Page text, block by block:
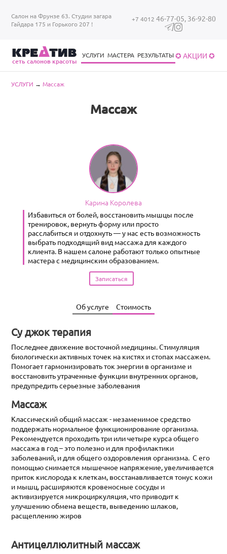
Салон на Фрунзе 63. Студии загара
Гайдара 175 и Горького 207 !
+7 4012 46-77-05, 36-92-80
cеть салонов красоты
УСЛУГИ МАСТЕРА РЕЗУЛЬТАТЫ✪ АКЦИИ ✪
Вы здесь
УСЛУГИ → Массаж
Массаж
Карина Королева
Избавиться от болей, восстановить мышцы после
тренировок, вернуть форму или просто
расслабиться и отдохнуть — у нас есть возможность
выбрать подходящий вид массажа для каждого
клиента. В нашем салоне работают только опытные
мастера с медицинским образованием.
Записаться
Об услуге Стоимость
Су джок терапия
Последнее движение восточной медицины. Стимуляция
биологически активных точек на кистях и стопах массажем.
Помогает гармонизировать ток энергии в организме и
восстановить утраченные функции внутренних органов,
предупредить серьезные заболевания
Массаж
Классический общий массаж - незаменимое средство
поддержать нормальное функционирование организма.
Рекомендуется проходить три или четыре курса общего
массажа в год – это полезно и для профилактики
заболеваний, и для общего оздоровления организма. С его
помощью снимается мышечное напряжение, увеличивается
приток кислорода к клеткам, восстанавливается тонус кожи
и мышц, расширяются кровеносные сосуды и
активизируется микроциркуляция, что приводит к
улучшению обмена веществ, выведению шлаков,
расщеплению жиров
Антицеллюлитный массаж